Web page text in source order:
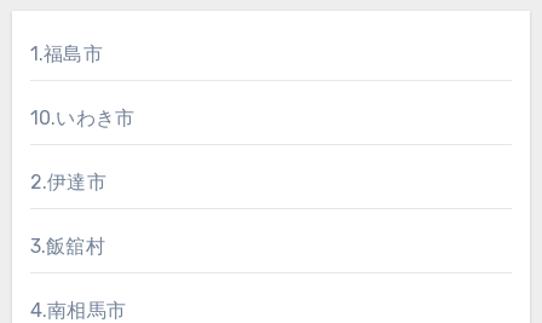
1.福島市
10.いわき市
2.伊達市
3.飯舘村
4.南相馬市